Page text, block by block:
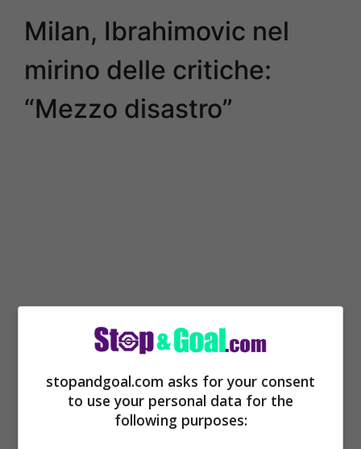
Milan, Ibrahimovic nel
mirino delle critiche:
“Mezzo disastro”
Iniziare una nuova carriera da dirigente
non è proprio la stessa cosa di fare il
calciatore. Molto probabilmente, tutto
stopandgoal.com asks for your consent
to use your personal data for the
following purposes: